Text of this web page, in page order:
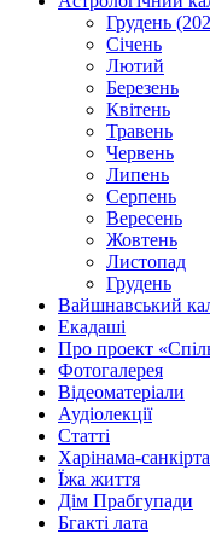
Грудень
Січень
Лютий
Березень
Квітень
Травень
Червень
Липень
Серпень
Вересень
Жовтень
Листопад
Грудень
Вайшнавський
Екадаші
Про проект
Фотогалерея
Відеоматеріали
Аудіолекції
Статті
Харінама-
Їжа життя
Дім Прабгупади
Бгакті лата